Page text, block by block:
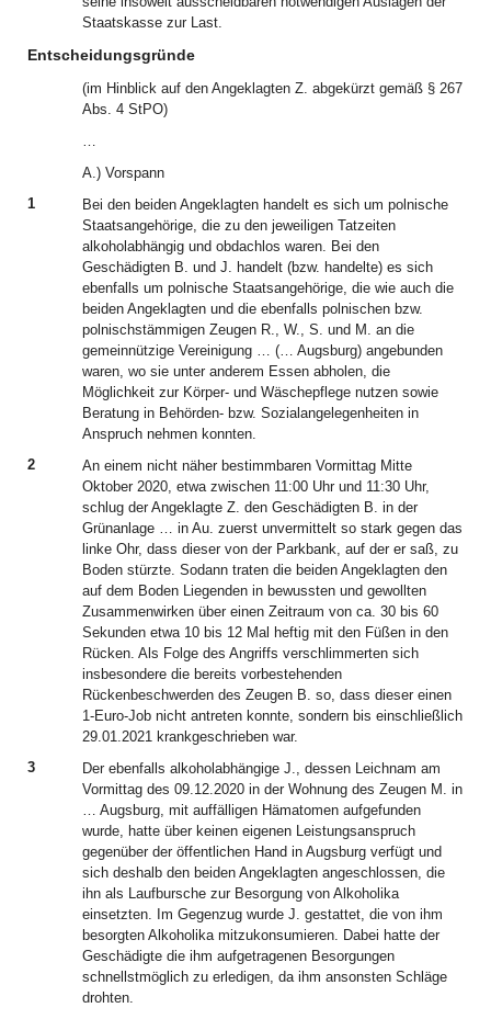
Staatskasse zur Last.
Entscheidungsgründe
(im Hinblick auf den Angeklagten Z. abgekürzt gemäß § 267
Abs. 4 StPO)
…
A.) Vorspann
1
Bei den beiden Angeklagten handelt es sich um polnische
Staatsangehörige, die zu den jeweiligen Tatzeiten
alkoholabhängig und obdachlos waren. Bei den
Geschädigten B. und J. handelt (bzw. handelte) es sich
ebenfalls um polnische Staatsangehörige, die wie auch die
beiden Angeklagten und die ebenfalls polnischen bzw.
polnischstämmigen Zeugen R., W., S. und M. an die
gemeinnützige Vereinigung … (… Augsburg) angebunden
waren, wo sie unter anderem Essen abholen, die
Möglichkeit zur Körper- und Wäschepflege nutzen sowie
Beratung in Behörden- bzw. Sozialangelegenheiten in
Anspruch nehmen konnten.
2
An einem nicht näher bestimmbaren Vormittag Mitte
Oktober 2020, etwa zwischen 11:00 Uhr und 11:30 Uhr,
schlug der Angeklagte Z. den Geschädigten B. in der
Grünanlage … in Au. zuerst unvermittelt so stark gegen das
linke Ohr, dass dieser von der Parkbank, auf der er saß, zu
Boden stürzte. Sodann traten die beiden Angeklagten den
auf dem Boden Liegenden in bewussten und gewollten
Zusammenwirken über einen Zeitraum von ca. 30 bis 60
Sekunden etwa 10 bis 12 Mal heftig mit den Füßen in den
Rücken. Als Folge des Angriffs verschlimmerten sich
insbesondere die bereits vorbestehenden
Rückenbeschwerden des Zeugen B. so, dass dieser einen
1-Euro-Job nicht antreten konnte, sondern bis einschließlich
29.01.2021 krankgeschrieben war.
3
Der ebenfalls alkoholabhängige J., dessen Leichnam am
Vormittag des 09.12.2020 in der Wohnung des Zeugen M. in
… Augsburg, mit auffälligen Hämatomen aufgefunden
wurde, hatte über keinen eigenen Leistungsanspruch
gegenüber der öffentlichen Hand in Augsburg verfügt und
sich deshalb den beiden Angeklagten angeschlossen, die
ihn als Laufbursche zur Besorgung von Alkoholika
einsetzten. Im Gegenzug wurde J. gestattet, die von ihm
besorgten Alkoholika mitzukonsumieren. Dabei hatte der
Geschädigte die ihm aufgetragenen Besorgungen
schnellstmöglich zu erledigen, da ihm ansonsten Schläge
drohten.